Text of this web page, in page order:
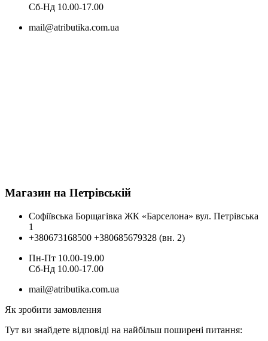
Cб-Нд 10.00-17.00
mail@atributika.com.ua
Магазин на Петрівській
Софіївська Борщагівка ЖК «Барселона» вул. Петрівська
1
+380673168500 +380685679328 (вн. 2)
Пн-Пт 10.00-19.00
Cб-Нд 10.00-17.00
mail@atributika.com.ua
Як зробити замовлення
Тут ви знайдете відповіді на найбільш поширені питання: